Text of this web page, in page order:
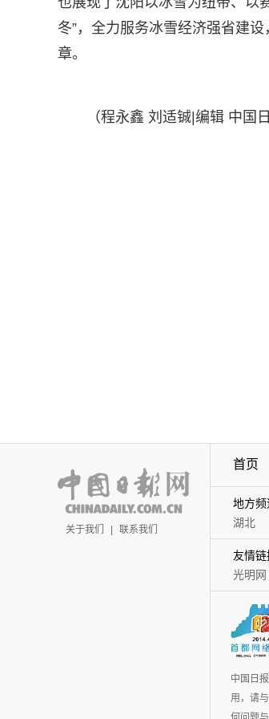
冬”，全力服务冰雪经济强省建
章。
（程永鑫 刘适铖|编辑 中国
关于我们 | 联系我们
首页
地方频
湖北
友情链
光明网
中国日
用，请